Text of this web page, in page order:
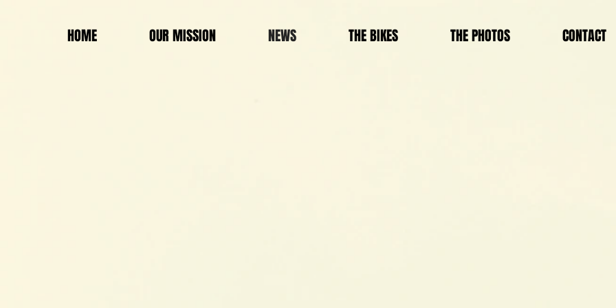
HOME OUR MISSION NEWS THE BIKES THE PHOTOS CONTACT